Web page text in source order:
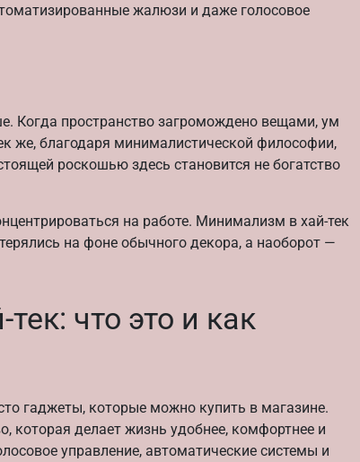
жалюзи и даже голосовое
Когда пространство загромождено вещами, ум
же, благодаря минималистической философии,
роскошью здесь становится не богатство
на работе. Минимализм в хай-тек
на фоне обычного декора, а наоборот —
что это и как
гаджеты, которые можно купить в магазине.
которая делает жизнь удобнее, комфортнее и
управление, автоматические системы и